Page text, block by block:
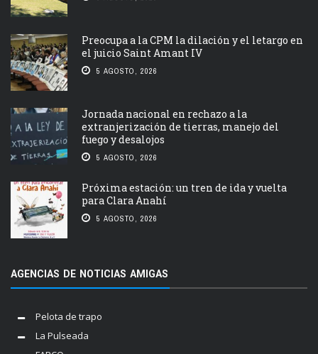
Preocupa a la CPM la dilación y el letargo en
el juicio Saint Amant IV
5 AGOSTO, 2026
Jornada nacional en rechazo a la
extranjerización de tierras, manejo del
fuego y desalojos
5 AGOSTO, 2026
Próxima estación: un tren de ida y vuelta
para Clara Anahí
5 AGOSTO, 2026
AGENCIAS DE NOTICIAS AMIGAS
Pelota de trapo
La Pulseada